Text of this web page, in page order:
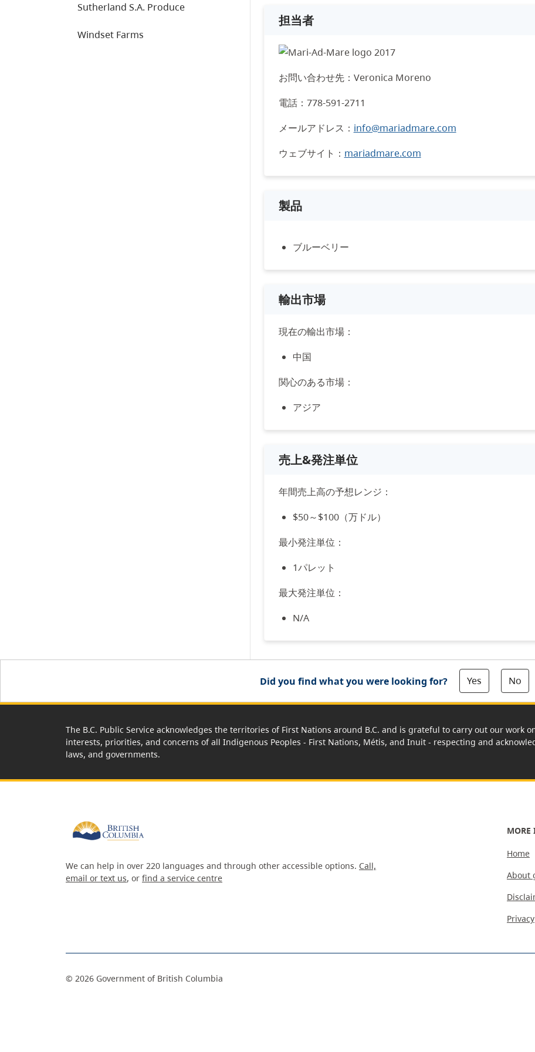
Sutherland S.A. Produce
Windset Farms
担当者
お問い合わせ先：Veronica Moreno
電話：778-591-2711
メールアドレス： info@mariadmare.com
ウェブサイト： mariadmare.com
製品
ブルーベリー
輸出市場
現在の輸出市場：
中国
関心のある市場：
アジア
売上&発注単位
年間売上高の予想レンジ：
$50～$100（万ドル）
最小発注単位：
1パレット
最大発注単位：
N/A
Did you find what you were looking for? Yes No
The B.C. Public Service acknowledges the territories of First Nations around B.C. and is grateful to carry out our work
interests, priorities, and concerns of all Indigenous Peoples - First Nations, Métis, and Inuit - respecting and
laws, and governments.
We can help in over 220 languages and through other accessible options. Call,
email or text us, or find a service centre
MORE
Home
About
Privacy
© 2026 Government of British Columbia